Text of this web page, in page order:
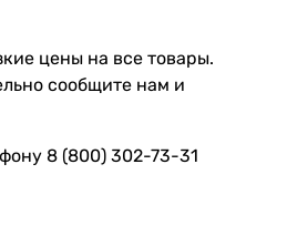
цены на все товары.
сообщите нам и
8 (800) 302-73-31